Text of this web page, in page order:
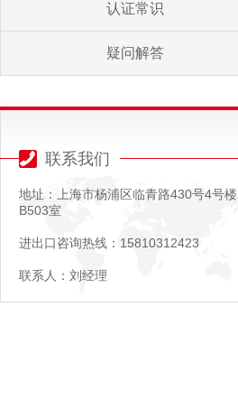
认证常识
疑问解答
联系我们
地址：上海市杨浦区临青路430号4号楼
B503室
进出口咨询热线：15810312423
联系人：刘经理